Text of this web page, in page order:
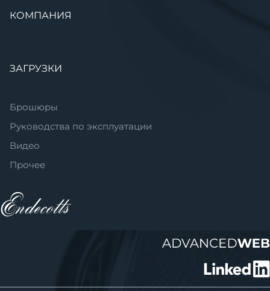
КОМПАНИЯ
ЗАГРУЗКИ
Брошюры
Руководства по эксплуатации
Видео
Прочее